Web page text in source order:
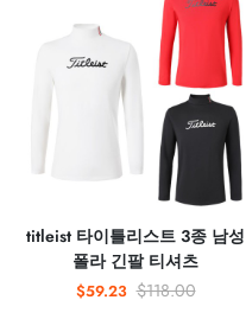
titleist 타이틀리스트 3종 남성
폴라 긴팔 티셔츠
$59.23 $118.00